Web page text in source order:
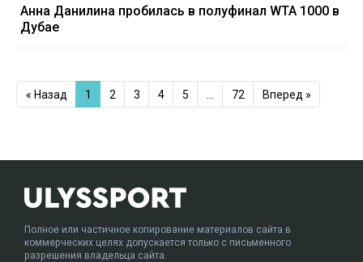
Анна Данилина пробилась в полуфинал WTA 1000 в
Дубае
« Назад 1 2 3 4 5 72 Вперед »
Полное или частичное копирование материалов сайта в
коммерческих целях допускается только с письменного
разрешения владельца сайта.